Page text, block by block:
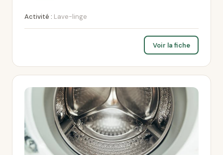
Activité : Lave-linge
Voir la fiche